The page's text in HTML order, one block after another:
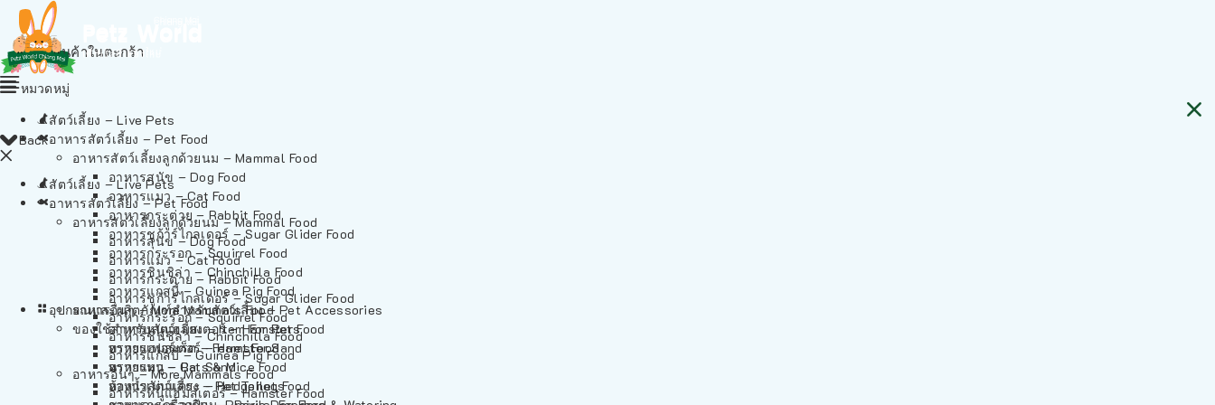
ไม่มีสินค้าในตะกร้า
Back
สัตว์เลี้ยง – Live Pets
อาหารสัตว์เลี้ยง – Pet Food
อาหารสัตว์เลี้ยงลูกด้วยนม – Mammal Food
อาหารสุนัข – Dog Food
อาหารแมว – Cat Food
อาหารกระต่าย – Rabbit Food
อาหารชูก้าร์ไกลเดอร์ – Sugar Glider Food
อาหารกระรอก – Squirrel Food
อาหารชินชิล่า – Chinchilla Food
อาหารแกสบี้ – Guinea Pig Food
อาหารอื่นๆ – More Mammals Food
อาหารหนูแฮมสเตอร์ – Hamster Food
หมวดหมู่
สัตว์เลี้ยง – Live Pets
อาหารสัตว์เลี้ยง – Pet Food
อาหารสัตว์เลี้ยงลูกด้วยนม – Mammal Food
อาหารสุนัข – Dog Food
อาหารแมว – Cat Food
อาหารกระต่าย – Rabbit Food
อาหารชูก้าร์ไกลเดอร์ – Sugar Glider Food
อาหารกระรอก – Squirrel Food
อาหารชินชิล่า – Chinchilla Food
อาหารแกสบี้ – Guinea Pig Food
อาหารอื่นๆ – More Mammals Food
อาหารหนูแฮมสเตอร์ – Hamster Food
อาหารเฟอร์เร็ต – Ferret Food
อาหารหนู – Rats & Mice Food
อาหารเม่นแคระ – Hedgehog Food
อุปกรณและผลิตภัณฑ์สำหรับสัตว์เลี้ยง – Pet Accessories
ของใช้สำหรับสัตว์เลี้ยง – Item For Pets
ทรายแฮมสเตอร์ – Hamster Sand
ทรายแมว – Cat Sand
ห้องน้ำสัตว์เลี้ยง – Pet Toilets